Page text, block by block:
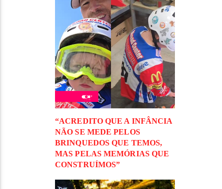
“ACREDITO QUE A INFÂNCIA
NÃO SE MEDE PELOS
BRINQUEDOS QUE TEMOS,
MAS PELAS MEMÓRIAS QUE
CONSTRUÍMOS”